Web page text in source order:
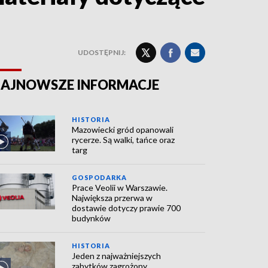
UDOSTĘPNIJ:
INFORMACJE
HISTORIA
Mazowiecki gród opanowali
rycerze. Są walki, tańce oraz
targ
GOSPODARKA
Prace Veolii w Warszawie.
Największa przerwa w
dostawie dotyczy prawie 700
budynków
HISTORIA
Jeden z najważniejszych
zabytków zagrożony.